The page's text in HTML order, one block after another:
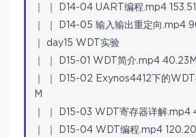
｜ ｜ D14-04 UART编程.mp4
｜ ｜ D14-05 输入输出重定向.mp4
｜ day15 WDT实验
｜ ｜ D15-01 WDT简介.mp4 40.23M
｜ ｜ D15-02 Exynos4412下的
M
｜ ｜ D15-03 WDT寄存器详解.mp4
｜ ｜ D15-04 WDT编程.mp4